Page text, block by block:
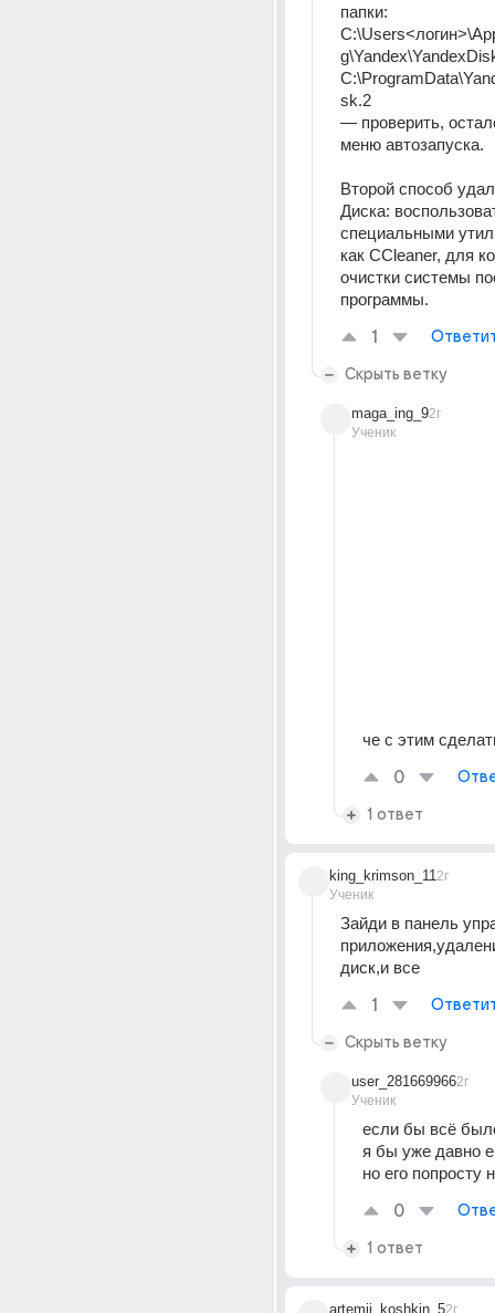
папки:
sk.2
— проверить,
меню автозапуска.
Второй способ
Диска:
специальными
как CCleaner, для
очистки системы
программы.
1
Скрыть ветку
maga_ing_9
Ученик
2г
че с этим
0
1 ответ
king_krimson_11
Ученик
2г
Зайди в панель
диск,и все
1
Скрыть ветку
user_281669966
Ученик
2г
если бы всё
я бы уже давно
но его попросту
0
1 ответ
artemii_koshkin_52г